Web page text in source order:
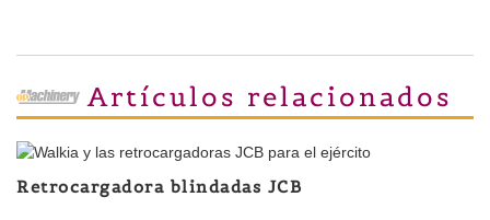
Artículos relacionados
Retrocargadora blindadas JCB